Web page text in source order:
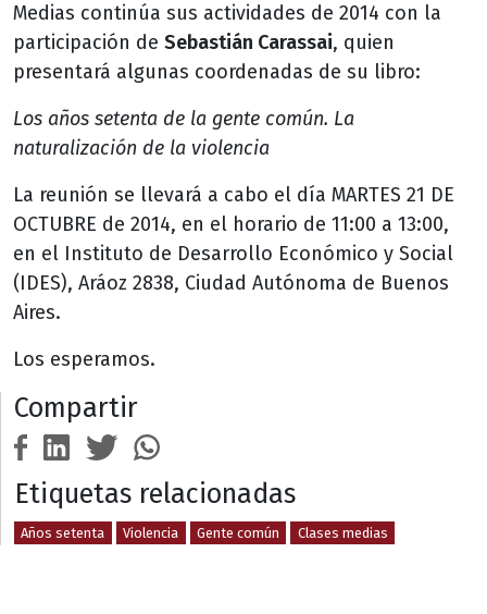
Medias continúa sus actividades de 2014 con la
participación de Sebastián Carassai, quien
presentará algunas coordenadas de su libro:
Los años setenta de la gente común. La
naturalización de la violencia
La reunión se llevará a cabo el día MARTES 21 DE
OCTUBRE de 2014, en el horario de 11:00 a 13:00,
en el Instituto de Desarrollo Económico y Social
(IDES), Aráoz 2838, Ciudad Autónoma de Buenos
Aires.
Los esperamos.
Compartir
Etiquetas relacionadas
Años setenta Violencia Gente común Clases medias